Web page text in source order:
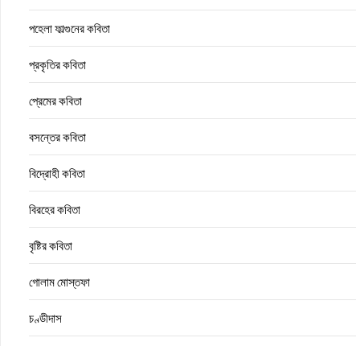
পহেলা ফাল্গুনের কবিতা
প্রকৃতির কবিতা
প্রেমের কবিতা
বসন্তের কবিতা
বিদ্রোহী কবিতা
বিরহের কবিতা
বৃষ্টির কবিতা
গোলাম মোস্তফা
চণ্ডীদাস